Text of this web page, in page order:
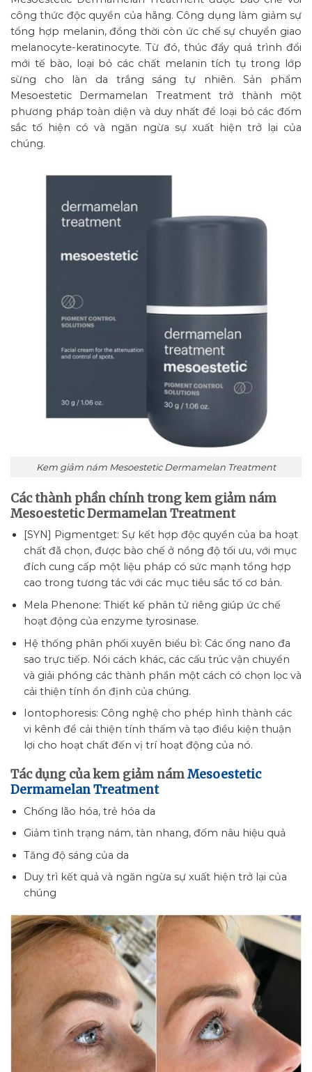
công thức độc quyền của hãng. Công dụng làm giảm sự
tổng hợp melanin, đồng thời còn ức chế sự chuyển giao
melanocyte-keratinocyte. Từ đó, thúc đẩy quá trình đổi
mới tế bào, loại bỏ các chất melanin tích tụ trong lớp
sừng cho làn da trắng sáng tự nhiên. Sản phẩm
Mesoestetic Dermamelan Treatment trở thành một
phương pháp toàn diện và duy nhất để loại bỏ các đốm
sắc tố hiện có và ngăn ngừa sự xuất hiện trở lại của
chúng.
Kem giảm nám Mesoestetic Dermamelan Treatment
Các thành phần chính trong kem giảm nám
Mesoestetic Dermamelan Treatment
[SYN] Pigmentget: Sự kết hợp độc quyền của ba hoạt
chất đã chọn, được bào chế ở nồng độ tối ưu, với mục
đích cung cấp một liệu pháp có sức mạnh tổng hợp
cao trong tương tác với các mục tiêu sắc tố cơ bản.
Mela Phenone: Thiết kế phân tử riêng giúp ức chế
hoạt động của enzyme tyrosinase.
Hệ thống phân phối xuyên biểu bì: Các ống nano đa
sao trực tiếp. Nói cách khác, các cấu trúc vận chuyển
và giải phóng các thành phần một cách có chọn lọc và
cải thiện tính ổn định của chúng.
Iontophoresis: Công nghệ cho phép hình thành các
vi kênh để cải thiện tính thấm và tạo điều kiện thuận
lợi cho hoạt chất đến vị trí hoạt động của nó.
Tác dụng của kem giảm námMesoestetic
Dermamelan Treatment
Chống lão hóa, trẻ hóa da
Giảm tình trạng nám, tàn nhang, đốm nâu hiệu quả
Tăng độ sáng của da
Duy trì kết quả và ngăn ngừa sự xuất hiện trở lại của
chúng